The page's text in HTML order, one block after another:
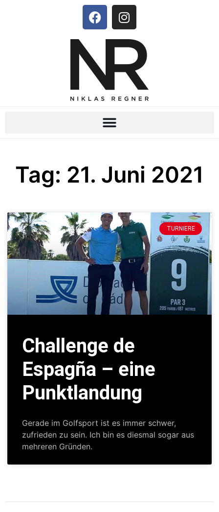
Tag: 21. Juni 2021
TURNIERE
Challenge de
Espagña – eine
Punktlandung
Gerade im Golfsport ist es immer schwer,
zufrieden zu sein. Ich bin es diesmal sogar aus
mehreren Gründen.